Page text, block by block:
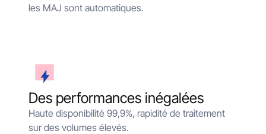
les MAJ sont automatiques.
Des performances inégalées
Haute disponibilité 99,9%, rapidité de traitement
sur des volumes élevés.